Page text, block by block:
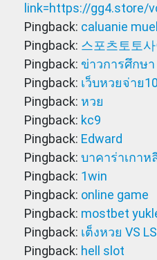
link=https://gg4.store/
Pingback: caluanie
Pingback: 스포츠토토
Pingback: ข่าวการศึกษา
Pingback: เว็บหวยจ่าย
Pingback: หวย
Pingback: kc9
Pingback: Edward
Pingback: บาคาร่าเกาห
Pingback: 1win
Pingback: online game
Pingback: mostbet
Pingback: เต็งหวย VS
Pingback: hell slot